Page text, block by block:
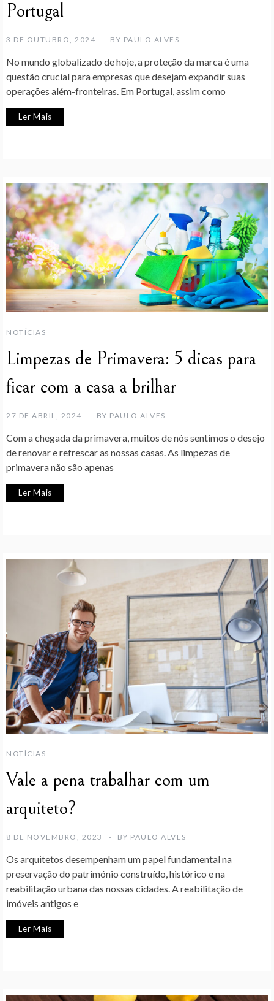
Portugal
3 DE OUTUBRO, 2024 BY PAULO ALVES
No mundo globalizado de hoje, a proteção da marca é uma
questão crucial para empresas que desejam expandir suas
operações além-fronteiras. Em Portugal, assim como
Ler Mais
NOTÍCIAS
Limpezas de Primavera: 5 dicas para
ficar com a casa a brilhar
27 DE ABRIL, 2024 BY PAULO ALVES
Com a chegada da primavera, muitos de nós sentimos o desejo
de renovar e refrescar as nossas casas. As limpezas de
primavera não são apenas
Ler Mais
NOTÍCIAS
Vale a pena trabalhar com um
arquiteto?
8 DE NOVEMBRO, 2023 BY PAULO ALVES
Os arquitetos desempenham um papel fundamental na
preservação do património construído, histórico e na
reabilitação urbana das nossas cidades. A reabilitação de
imóveis antigos e
Ler Mais